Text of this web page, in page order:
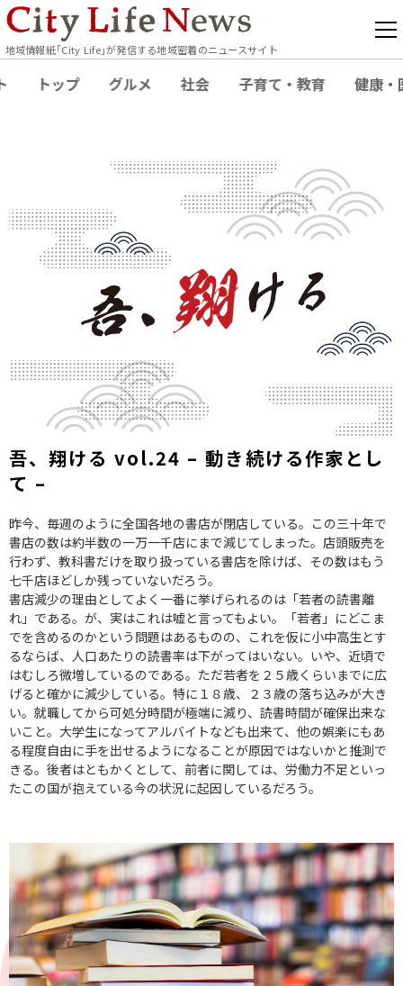
地域情報紙｢City Life｣が発信する地域密着のニュースサイト
トップ グルメ 社会 子育て・教育 健康・
吾、翔ける vol.24 – 動き続ける作家とし
て –
昨今、毎週のように全国各地の書店が閉店している。この三十年で
書店の数は約半数の一万一千店にまで減じてしまった。店頭販売を
行わず、教科書だけを取り扱っている書店を除けば、その数はもう
七千店ほどしか残っていないだろう。
書店減少の理由としてよく一番に挙げられるのは「若者の読書離
れ」である。が、実はこれは嘘と言ってもよい。「若者」にどこま
でを含めるのかという問題はあるものの、これを仮に小中高生とす
るならば、人口あたりの読書率は下がってはいない。いや、近頃で
はむしろ微増しているのである。ただ若者を２５歳くらいまでに広
げると確かに減少している。特に１８歳、２３歳の落ち込みが大き
い。就職してから可処分時間が極端に減り、読書時間が確保出来な
いこと。大学生になってアルバイトなども出来て、他の娯楽にもあ
る程度自由に手を出せるようになることが原因ではないかと推測で
きる。後者はともかくとして、前者に関しては、労働力不足といっ
たこの国が抱えている今の状況に起因しているだろう。